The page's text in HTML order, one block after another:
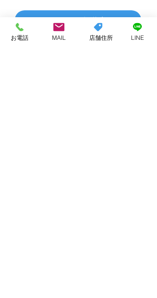
お電話 MAIL 店舗住所 LINE